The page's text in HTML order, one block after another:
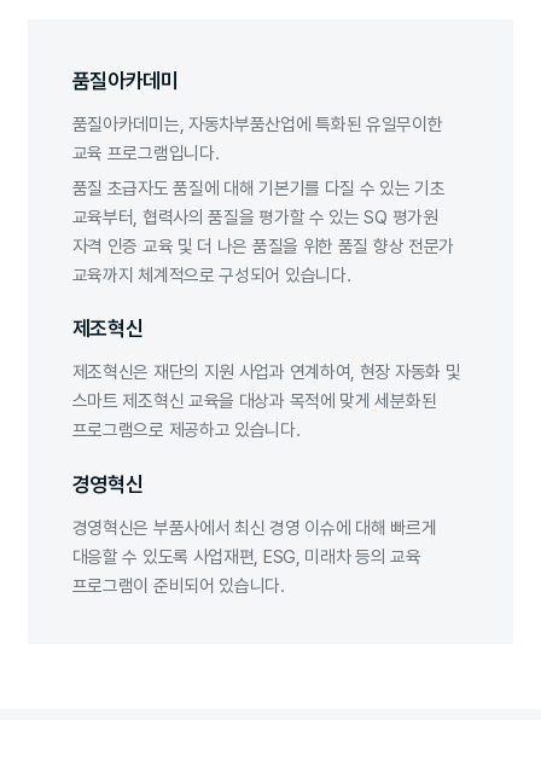
품질아카데미
품질아카데미는, 자동차부품산업에 특화된 유일무이한
교육 프로그램입니다.
품질 초급자도 품질에 대해 기본기를 다질 수 있는 기초
교육부터, 협력사의 품질을 평가할 수 있는 SQ 평가원
자격 인증 교육 및 더 나은 품질을 위한 품질 향상 전문가
교육까지 체계적으로 구성되어 있습니다.
제조혁신
제조혁신은 재단의 지원 사업과 연계하여, 현장 자동화 및
스마트 제조혁신 교육을 대상과 목적에 맞게 세분화된
프로그램으로 제공하고 있습니다.
경영혁신
경영혁신은 부품사에서 최신 경영 이슈에 대해 빠르게
대응할 수 있도록 사업재편, ESG, 미래차 등의 교육
프로그램이 준비되어 있습니다.